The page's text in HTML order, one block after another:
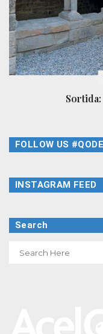
FOLLOW US
INSTAGRAM FEED
Search